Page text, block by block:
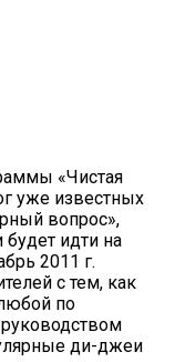
«Чистая
уже известных
вопрос»,
идти на
2011 г.
с тем, как
по
ди-джеи